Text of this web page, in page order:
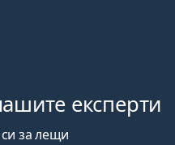
експерти
за лещи